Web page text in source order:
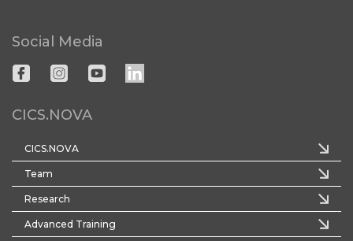
Social Media
CICS.NOVA
CICS.NOVA
Team
Research
Advanced Training